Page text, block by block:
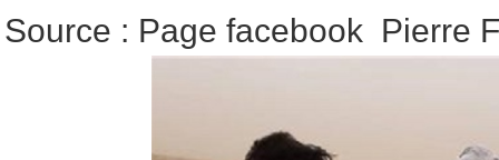
Source : Page facebook Pierre